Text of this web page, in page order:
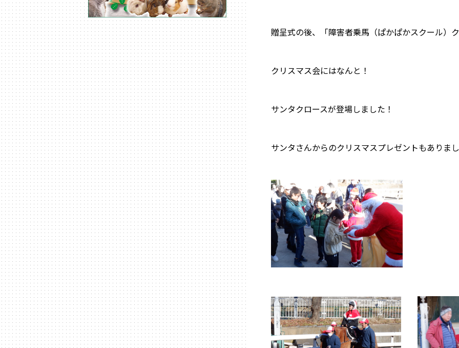
贈呈式の後、「障害者乗馬（ぱかぱかスクール）
クリスマス会にはなんと！
サンタクロースが登場しました！
サンタさんからのクリスマスプレゼントもありま